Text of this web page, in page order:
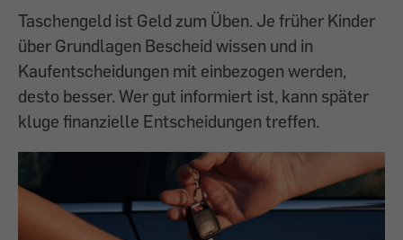
Taschengeld ist Geld zum Üben. Je früher Kinder
über Grundlagen Bescheid wissen und in
Kaufentscheidungen mit einbezogen werden,
desto besser. Wer gut informiert ist, kann später
kluge finanzielle Entscheidungen treffen.